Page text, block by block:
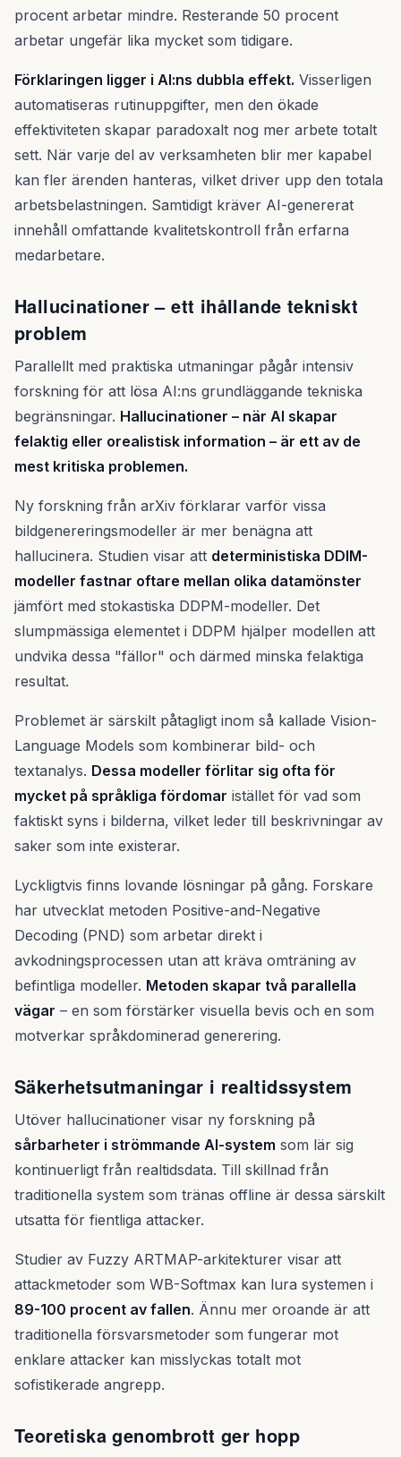
procent arbetar mindre. Resterande 50 procent
arbetar ungefär lika mycket som tidigare.
Förklaringen ligger i AI:ns dubbla effekt. Visserligen
automatiseras rutinuppgifter, men den ökade
effektiviteten skapar paradoxalt nog mer arbete totalt
sett. När varje del av verksamheten blir mer kapabel
kan fler ärenden hanteras, vilket driver upp den totala
arbetsbelastningen. Samtidigt kräver AI-genererat
innehåll omfattande kvalitetskontroll från erfarna
medarbetare.
Hallucinationer – ett ihållande tekniskt
problem
Parallellt med praktiska utmaningar pågår intensiv
forskning för att lösa AI:ns grundläggande tekniska
begränsningar. Hallucinationer – när AI skapar
felaktig eller orealistisk information – är ett av de
mest kritiska problemen.
Ny forskning från arXiv förklarar varför vissa
bildgenereringsmodeller är mer benägna att
hallucinera. Studien visar att deterministiska DDIM-
modeller fastnar oftare mellan olika datamönster
jämfört med stokastiska DDPM-modeller. Det
slumpmässiga elementet i DDPM hjälper modellen att
undvika dessa "fällor" och därmed minska felaktiga
resultat.
Problemet är särskilt påtagligt inom så kallade Vision-
Language Models som kombinerar bild- och
textanalys. Dessa modeller förlitar sig ofta för
mycket på språkliga fördomar istället för vad som
faktiskt syns i bilderna, vilket leder till beskrivningar av
saker som inte existerar.
Lyckligtvis finns lovande lösningar på gång. Forskare
har utvecklat metoden Positive-and-Negative
Decoding (PND) som arbetar direkt i
avkodningsprocessen utan att kräva omträning av
befintliga modeller. Metoden skapar två parallella
vägar – en som förstärker visuella bevis och en som
motverkar språkdominerad generering.
Säkerhetsutmaningar i realtidssystem
Utöver hallucinationer visar ny forskning på
sårbarheter i strömmande AI-system som lär sig
kontinuerligt från realtidsdata. Till skillnad från
traditionella system som tränas offline är dessa särskilt
utsatta för fientliga attacker.
Studier av Fuzzy ARTMAP-arkitekturer visar att
attackmetoder som WB-Softmax kan lura systemen i
89-100 procent av fallen. Ännu mer oroande är att
traditionella försvarsmetoder som fungerar mot
enklare attacker kan misslyckas totalt mot
sofistikerade angrepp.
Teoretiska genombrott ger hopp